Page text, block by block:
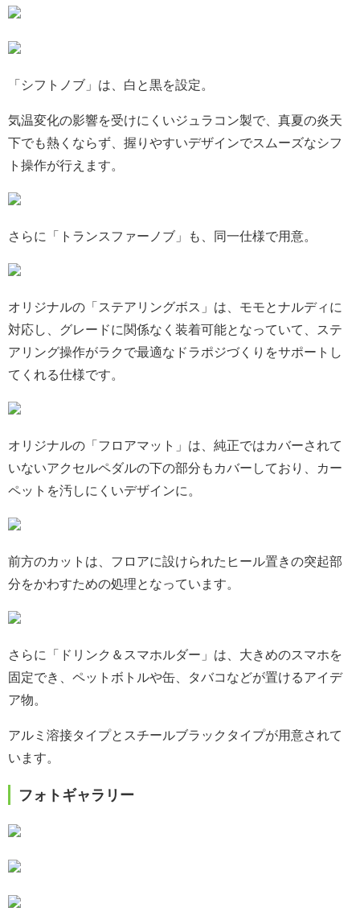
「シフトノブ」は、白と黒を設定。
気温変化の影響を受けにくいジュラコン製で、真夏の炎天
下でも熱くならず、握りやすいデザインでスムーズなシフ
ト操作が行えます。
さらに「トランスファーノブ」も、同一仕様で用意。
オリジナルの「ステアリングボス」は、モモとナルディに
対応し、グレードに関係なく装着可能となっていて、ステ
アリング操作がラクで最適なドラポジづくりをサポートし
てくれる仕様です。
オリジナルの「フロアマット」は、純正ではカバーされて
いないアクセルペダルの下の部分もカバーしており、カー
ペットを汚しにくいデザインに。
前方のカットは、フロアに設けられたヒール置きの突起部
分をかわすための処理となっています。
さらに「ドリンク＆スマホルダー」は、大きめのスマホを
固定でき、ペットボトルや缶、タバコなどが置けるアイデ
ア物。
アルミ溶接タイプとスチールブラックタイプが用意されて
います。
フォトギャラリー